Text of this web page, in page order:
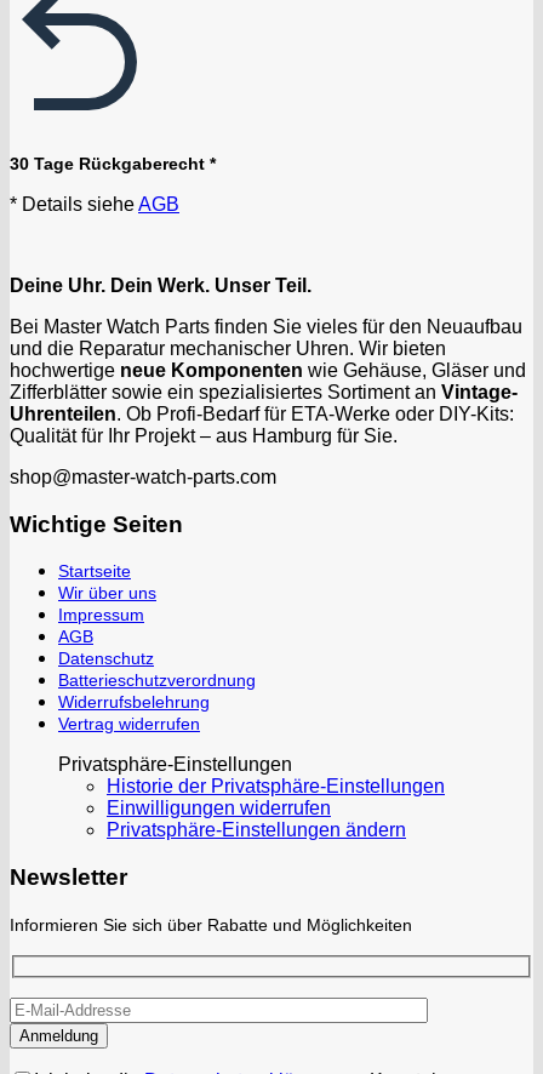
30 Tage Rückgaberecht *
* Details sieheAGB
Deine Uhr. Dein Werk. Unser Teil.
Bei Master Watch Parts finden Sie vieles für den Neuaufbau
und die Reparatur mechanischer Uhren. Wir bieten
hochwertige neue Komponenten wie Gehäuse, Gläser und
Zifferblätter sowie ein spezialisiertes Sortiment an Vintage-
Uhrenteilen. Ob Profi-Bedarf für ETA-Werke oder DIY-Kits:
Qualität für Ihr Projekt – aus Hamburg für Sie.
shop@master-watch-parts.com
Wichtige Seiten
Startseite
Wir über uns
Impressum
AGB
Datenschutz
Batterieschutzverordnung
Widerrufsbelehrung
Vertrag widerrufen
Privatsphäre-Einstellungen
Historie der Privatsphäre-Einstellungen
Einwilligungen widerrufen
Privatsphäre-Einstellungen ändern
Newsletter
Informieren Sie sich über Rabatte und Möglichkeiten